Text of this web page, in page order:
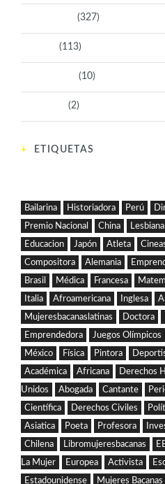
(327)
(113)
(10)
(2)
ETIQUETAS
Bailarina Historiadora Perú
Premio Nacional
China Lesbiana
Educacion
Japón Atleta
Compositora
Alemania
Brasil
Médica Francesa
Italia
Afroamericana Inglesa
Mujeresbacanaslatinas
Doctora
Emprendedora
Juegos Olímpicos
México
Física Pintora
Académica
Africana Derechos
Unidos
Abogada Cantante
Científica
Derechos Civiles
Asiatica
Poeta Profesora
Chilena
Libromujeresbacanas
La Mujer
Europea Activista
Estadounidense
Mujeres Bacanas